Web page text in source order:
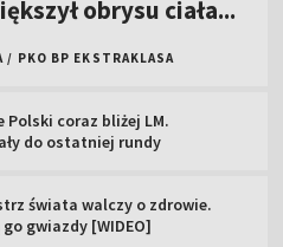
obrysu ciała...
/ PKO BP EKSTRAKLASA
Polski coraz bliżej LM.
do ostatniej rundy
świata walczy o zdrowie.
gwiazdy [WIDEO]